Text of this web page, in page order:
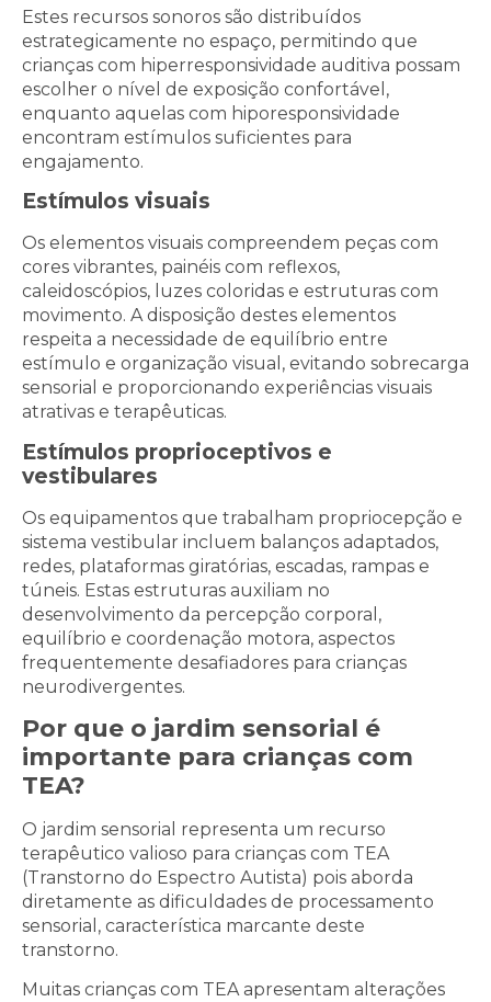
Estes recursos sonoros são distribuídos
estrategicamente no espaço, permitindo que
crianças com hiperresponsividade auditiva possam
escolher o nível de exposição confortável,
enquanto aquelas com hiporesponsividade
encontram estímulos suficientes para
engajamento.
Estímulos visuais
Os elementos visuais compreendem peças com
cores vibrantes, painéis com reflexos,
caleidoscópios, luzes coloridas e estruturas com
movimento. A disposição destes elementos
respeita a necessidade de equilíbrio entre
estímulo e organização visual, evitando sobrecarga
sensorial e proporcionando experiências visuais
atrativas e terapêuticas.
Estímulos proprioceptivos e
vestibulares
Os equipamentos que trabalham propriocepção e
sistema vestibular incluem balanços adaptados,
redes, plataformas giratórias, escadas, rampas e
túneis. Estas estruturas auxiliam no
desenvolvimento da percepção corporal,
equilíbrio e coordenação motora, aspectos
frequentemente desafiadores para crianças
neurodivergentes.
Por que o jardim sensorial é
importante para crianças com
TEA?
O jardim sensorial representa um recurso
terapêutico valioso para crianças com TEA
(Transtorno do Espectro Autista) pois aborda
diretamente as dificuldades de processamento
sensorial, característica marcante deste
transtorno.
Muitas crianças com TEA apresentam alterações